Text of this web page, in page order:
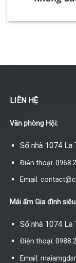
LIÊN HỆ
Văn phòng Hội:
Số nhà 1074 La
Điện thoại:
Email:
Mái ấm Gia đình
Số nhà 1074 La
Điện thoại:
Email: